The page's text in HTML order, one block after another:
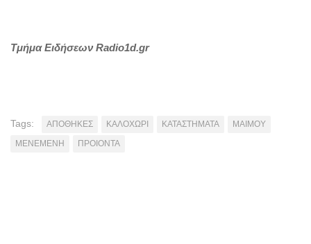
Τμήμα Ειδήσεων Radio1d.gr
Tags: ΑΠΟΘΗΚΕΣ ΚΑΛΟΧΩΡΙ ΚΑΤΑΣΤΗΜΑΤΑ
ΜΑΙΜΟΥ
ΜΕΝΕΜΕΝΗ
ΠΡΟΙΟΝΤΑ